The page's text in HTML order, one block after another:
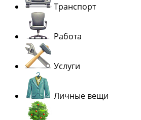
Транспорт
Работа
Услуги
Личные вещи